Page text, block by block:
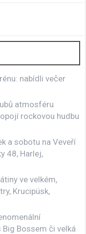
nabídli večer
atmosféru
rockovou hudbu
a sobotu na Veveří
48, Harlej,
ve velkém,
Krucipüsk,
Bossem či velká